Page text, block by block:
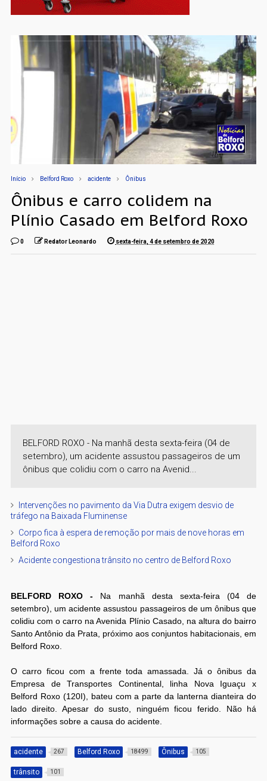
Início Belford Roxo acidente Ônibus
Ônibus e carro colidem na
Plínio Casado em Belford Roxo
0 Redator Leonardo sexta-feira, 4 de setembro de 2020
BELFORD ROXO - Na manhã desta sexta-feira (04 de
setembro), um acidente assustou passageiros de um
ônibus que colidiu com o carro na Avenid...
Intervenções no pavimento da Via Dutra exigem desvio de
tráfego na Baixada Fluminense
Corpo fica à espera de remoção por mais de nove horas em
Belford Roxo
Acidente congestiona trânsito no centro de Belford Roxo
BELFORD ROXO - Na manhã desta sexta-feira (04 de
setembro), um acidente assustou passageiros de um ônibus que
colidiu com o carro na Avenida Plínio Casado, na altura do bairro
Santo Antônio da Prata, próximo aos conjuntos habitacionais, em
Belford Roxo.
O carro ficou com a frente toda amassada. Já o ônibus da
Empresa de Transportes Continental, linha Nova Iguaçu x
Belford Roxo (120I), bateu com a parte da lanterna dianteira do
lado direito. Apesar do susto, ninguém ficou ferido. Não há
informações sobre a causa do acidente.
acidente 267 Belford Roxo 18499 Ônibus 105
trânsito 101